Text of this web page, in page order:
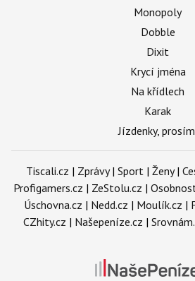
Monopoly
Dobble
Dixit
Krycí jména
Na křídlech
Karak
Jízdenky,
Tiscali.cz | Zprávy| Sport | Ženy|
Profigamers.cz | ZeStolu.cz |
Úschovna.cz | Nedd.cz | Moulík.cz |
CZhity.cz | Našepeníze.cz |